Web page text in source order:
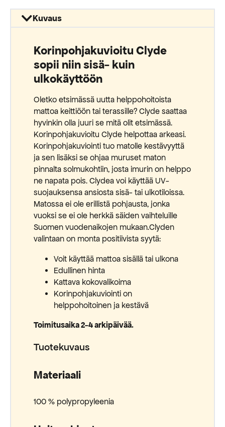
Kuvaus
Korinpohjakuvioitu Clyde
sopii niin sisä- kuin
ulkokäyttöön
Oletko etsimässä uutta helppohoitoista
mattoa keittiöön tai terassille? Clyde saattaa
hyvinkin olla juuri se mitä olit etsimässä.
Korinpohjakuvioitu Clyde helpottaa arkeasi.
Korinpohjakuviointi tuo matolle kestävyyttä
ja sen lisäksi se ohjaa muruset maton
pinnalta solmukohtiin, josta imurin on helppo
ne napata pois. Clydea voi käyttää UV-
suojauksensa ansiosta sisä- tai ulkotiloissa.
Matossa ei ole erillistä pohjausta, jonka
vuoksi se ei ole herkkä säiden vaihteluille
Suomen vuodenaikojen mukaan.Clyden
valintaan on monta positiivista syytä:
Voit käyttää mattoa sisällä tai ulkona
Edullinen hinta
Kattava kokovalikoima
Korinpohjakuviointi on
helppohoitoinen ja kestävä
Toimitusaika 2-4 arkipäivää.
Tuotekuvaus
Materiaali
100 % polypropyleenia